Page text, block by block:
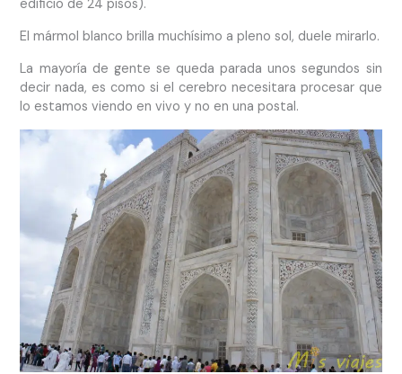
edificio de 24 pisos).
El mármol blanco brilla muchísimo a pleno sol, duele mirarlo.
La mayoría de gente se queda parada unos segundos sin
decir nada, es como si el cerebro necesitara procesar que
lo estamos viendo en vivo y no en una postal.